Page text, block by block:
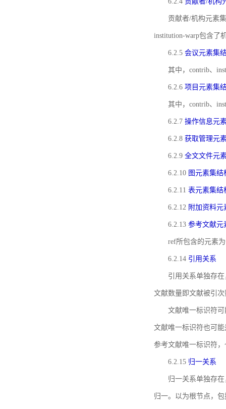
贡献者/机构元素
institution-warp包含了
6.2.5 会议元素集
其中，contrib、
6.2.6 项目元素集
其中，contrib、
6.2.7 操作信息元
6.2.8 获取管理元
6.2.9 全文文件元
6.2.10 图元素集结
6.2.11 表元素集结
6.2.12 附加资料元
6.2.13 参考文献元
ref所包含的元素
6.2.14 引用关系
引用关系单独存
文献数量即文献被引
文献唯一标识符
文献唯一标识符也可
参考文献唯一标识符
6.2.15 归一关系
归一关系单独存
归一。以为根节点，